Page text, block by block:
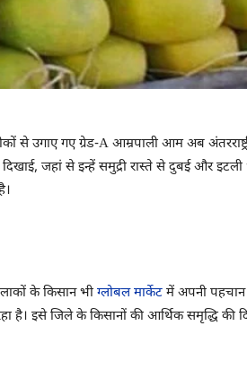
उगाए गए ग्रेड-A आम्रपाली आम अब
जहां से इन्हें समुद्री रास्ते से दुबई और
के किसान भी ग्लोबल मार्केट में अपनी
है। इसे जिले के किसानों की आर्थिक समृद्धि की